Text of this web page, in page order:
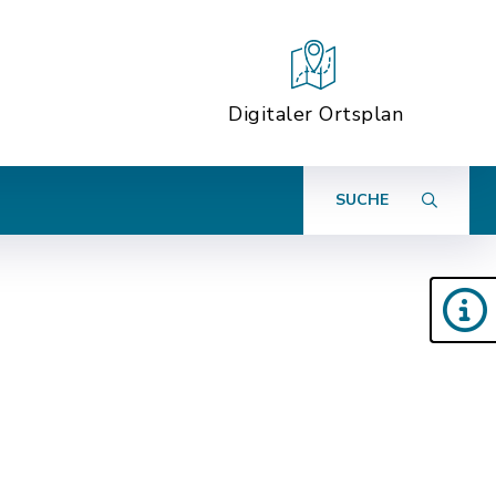
Digitaler Ortsplan
SUCHE